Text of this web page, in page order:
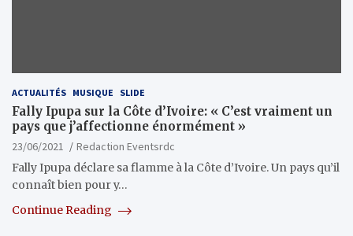
ACTUALITÉS MUSIQUE SLIDE
Fally Ipupa sur la Côte d’Ivoire: « C’est vraiment un
pays que j’affectionne énormément »
23/06/2021
Redaction Eventsrdc
Fally Ipupa déclare sa flamme à la Côte d’Ivoire. Un pays qu’il
connaît bien pour y…
Continue Reading